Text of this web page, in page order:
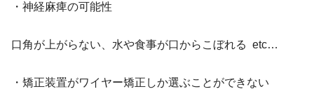
・神経麻痺の可能性
口角が上がらない、水や食事が口からこぼれる etc…
・矯正装置がワイヤー矯正しか選ぶことができない